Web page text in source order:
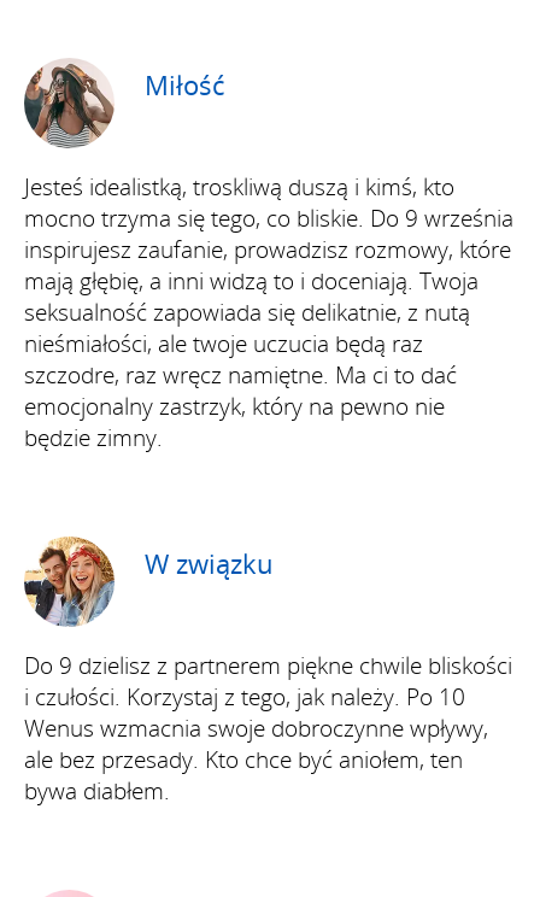
Miłość
Jesteś idealistką, troskliwą duszą i kimś, kto
mocno trzyma się tego, co bliskie. Do 9 września
inspirujesz zaufanie, prowadzisz rozmowy, które
mają głębię, a inni widzą to i doceniają. Twoja
seksualność zapowiada się delikatnie, z nutą
nieśmiałości, ale twoje uczucia będą raz
szczodre, raz wręcz namiętne. Ma ci to dać
emocjonalny zastrzyk, który na pewno nie
będzie zimny.
W związku
Do 9 dzielisz z partnerem piękne chwile bliskości
i czułości. Korzystaj z tego, jak należy. Po 10
Wenus wzmacnia swoje dobroczynne wpływy,
ale bez przesady. Kto chce być aniołem, ten
bywa diabłem.